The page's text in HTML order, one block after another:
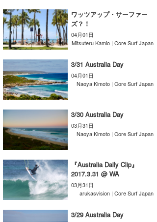
ワッツアップ・サーファー
ズ？！
04月01日
Mitsuteru Kamio | Core Surf Japan
3/31 Australia Day
04月01日
Naoya Kimoto | Core Surf Japan
3/30 Australia Day
03月31日
Naoya Kimoto | Core Surf Japan
『Australia Daily Clip』
2017.3.31 @ WA
03月31日
arukasvision | Core Surf Japan
3/29 Australia Day
mitz
OYZ
S.K
Soulman
VAGY
YUKI☆
ハンマー
まっきー